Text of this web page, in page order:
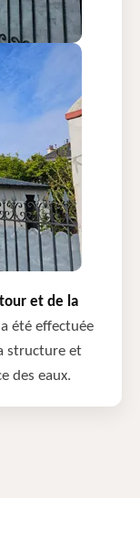
et de la
été effectuée
structure et
des eaux.